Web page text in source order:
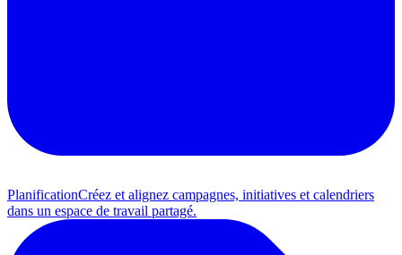
PlanificationCréez et alignez campagnes, initiatives et calendriers
dans un espace de travail partagé.